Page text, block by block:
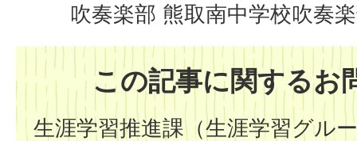
吹奏楽部 熊取南中学校吹奏
この記事に関するお
生涯学習推進課（生涯学習グル